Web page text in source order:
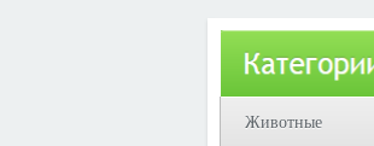
Животные